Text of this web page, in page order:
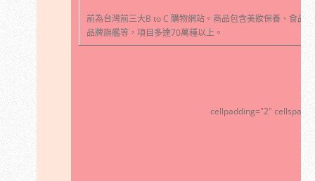
前為台灣前三大B to C 購物網站。商品包含美妝保養、食品
品牌旗艦等，項目多達70萬種以上。
cellpadding="2"